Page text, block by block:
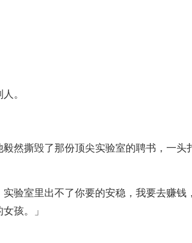
。
然撕毁了那份顶尖实验室的聘书，一头
验室里出不了你要的安稳，我要去赚钱
孩。」